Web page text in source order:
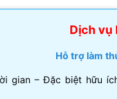
Dịch vụ
Hỗ trợ làm
gian – Đặc biệt hữu